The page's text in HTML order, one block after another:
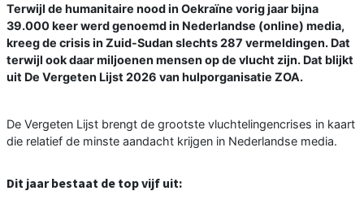
Terwijl de humanitaire nood in Oekraïne vorig jaar bijna
39.000 keer werd genoemd in Nederlandse (online) media,
kreeg de crisis in Zuid-Sudan slechts 287 vermeldingen. Dat
terwijl ook daar miljoenen mensen op de vlucht zijn. Dat blijkt
uit De Vergeten Lijst 2026 van hulporganisatie ZOA.
De Vergeten Lijst brengt de grootste vluchtelingencrises in kaart
die relatief de minste aandacht krijgen in Nederlandse media.
Dit jaar bestaat de top vijf uit: